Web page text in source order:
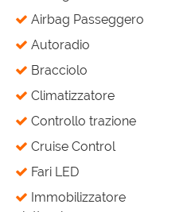
Airbag Passeggero
Autoradio
Bracciolo
Climatizzatore
Controllo trazione
Cruise Control
Fari LED
Immobilizzatore